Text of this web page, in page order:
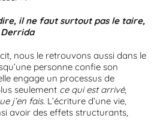
il ne faut surtout pas le taire,
nous le retrouvons aussi dans le
personne confie son
engage un processus de
seulement ce qui est arrivé,
j’en fais. L’écriture d’une vie,
avoir des effets structurants,